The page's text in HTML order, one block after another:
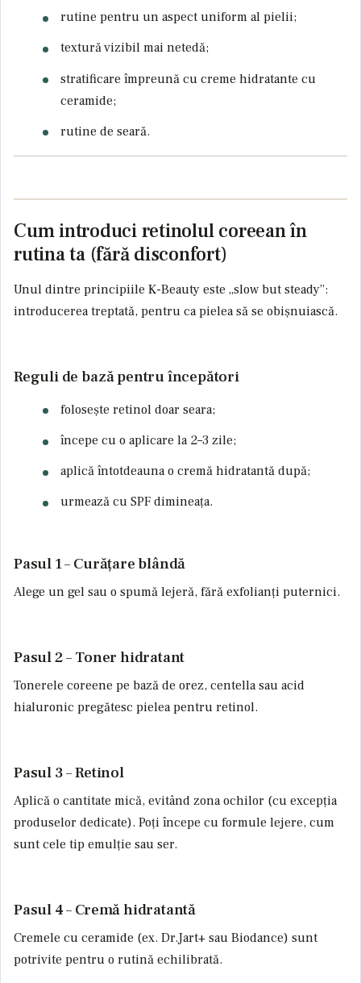
rutine pentru un aspect uniform al pielii;
textură vizibil mai netedă;
stratificare împreună cu creme hidratante cu
ceramide;
rutine de seară.
Cum introduci retinolul coreean în
rutina ta (fără disconfort)
Unul dintre principiile K-Beauty este „slow but steady”:
introducerea treptată, pentru ca pielea să se obișnuiască.
Reguli de bază pentru începători
folosește retinol doar seara;
începe cu o aplicare la 2–3 zile;
aplică întotdeauna o cremă hidratantă după;
urmează cu SPF dimineața.
Pasul 1 – Curățare blândă
Alege un gel sau o spumă lejeră, fără exfolianți puternici.
Pasul 2 – Toner hidratant
Tonerele coreene pe bază de orez, centella sau acid
hialuronic pregătesc pielea pentru retinol.
Pasul 3 – Retinol
Aplică o cantitate mică, evitând zona ochilor (cu excepția
produselor dedicate). Poți începe cu formule lejere, cum
sunt cele tip emulție sau ser.
Pasul 4 – Cremă hidratantă
Cremele cu ceramide (ex. Dr.Jart+ sau Biodance) sunt
potrivite pentru o rutină echilibrată.